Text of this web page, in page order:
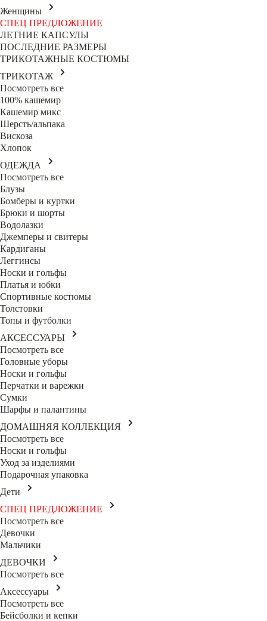
Женщины
СПЕЦ ПРЕДЛОЖЕНИЕ
ЛЕТНИЕ КАПСУЛЫ
ПОСЛЕДНИЕ РАЗМЕРЫ
ТРИКОТАЖНЫЕ КОСТЮМЫ
ТРИКОТАЖ
Посмотреть все
100% кашемир
Кашемир микс
Шерсть/альпака
Вискоза
Хлопок
ОДЕЖДА
Посмотреть все
Блузы
Бомберы и куртки
Брюки и шорты
Водолазки
Джемперы и свитеры
Кардиганы
Леггинсы
Носки и гольфы
Платья и юбки
Спортивные костюмы
Толстовки
Топы и футболки
АКСЕССУАРЫ
Посмотреть все
Головные уборы
Носки и гольфы
Перчатки и варежки
Сумки
Шарфы и палантины
ДОМАШНЯЯ КОЛЛЕКЦИЯ
Посмотреть все
Носки и гольфы
Уход за изделиями
Подарочная упаковка
Дети
СПЕЦ ПРЕДЛОЖЕНИЕ
Посмотреть все
Девочки
Мальчики
ДЕВОЧКИ
Посмотреть все
Аксессуары
Посмотреть все
Бейсболки и кепки